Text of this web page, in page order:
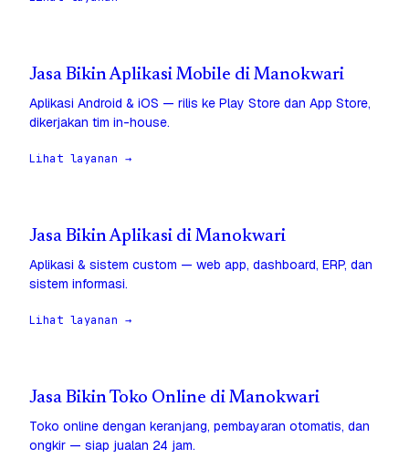
Jasa Bikin Aplikasi Mobile di Manokwari
Aplikasi Android & iOS — rilis ke Play Store dan App Store,
dikerjakan tim in-house.
Lihat layanan →
Jasa Bikin Aplikasi di Manokwari
Aplikasi & sistem custom — web app, dashboard, ERP, dan
sistem informasi.
Lihat layanan →
Jasa Bikin Toko Online di Manokwari
Toko online dengan keranjang, pembayaran otomatis, dan
ongkir — siap jualan 24 jam.